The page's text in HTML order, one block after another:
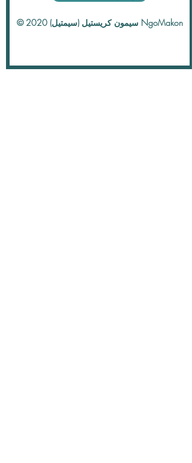
© 2020 سيمون كريستيل (سيمتيل) NgoMakon